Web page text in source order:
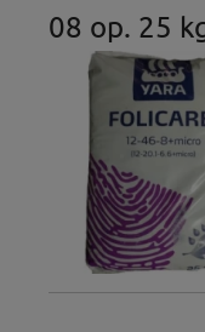
08 op. 25